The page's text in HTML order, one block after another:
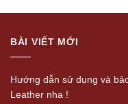
BÀI VIẾT MỚI
Hướng dẫn sử dụng và
Leather nha !